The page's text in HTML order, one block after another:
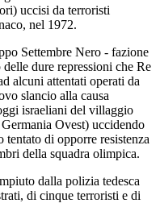
uccisi da terroristi
nel 1972.
Settembre Nero - fazione
dure repressioni che Re
alcuni attentati operati da
slancio alla causa
israeliani del villaggio
Ovest) uccidendo
tentato di opporre resistenza
della squadra olimpica.
dalla polizia tedesca
di cinque terroristi e di